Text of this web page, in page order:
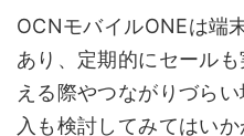
OCNモバイルONEは端
あり、定期的にセール
える際やつながりづら
入も検討してみてはいか